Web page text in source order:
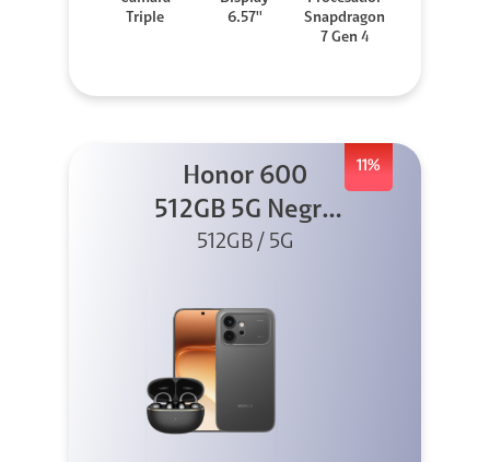
Triple
6.57''
Snapdragon
7 Gen 4
11%
Honor 600
512GB 5G Negro
+ Clip 2
512GB / 5G